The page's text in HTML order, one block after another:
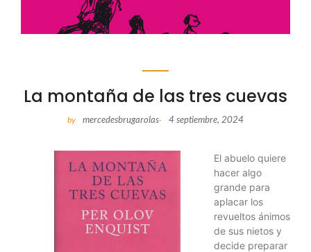
La montaña de las tres cuevas
by mercedesbrugarolas- 4 septiembre, 2024
El abuelo quiere
hacer algo
grande para
aplacar los
revueltos ánimos
de sus nietos y
decide preparar